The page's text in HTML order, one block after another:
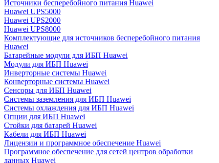
Источники бесперебойного питания Huawei
Huawei UPS5000
Huawei UPS2000
Huawei UPS8000
Комплектующие для источников бесперебойного питания
Huawei
Батарейные модули для ИБП Huawei
Модули для ИБП Huawei
Инверторные системы Huawei
Конверторные системы Huawei
Сенсоры для ИБП Huawei
Системы заземления для ИБП Huawei
Системы охлаждения для ИБП Huawei
Опции для ИБП Huawei
Стойки для батарей Huawei
Кабели для ИБП Huawei
Лицензии и программное обеспечение Huawei
Программное обеспечение для сетей центров обработки
данных Huawei